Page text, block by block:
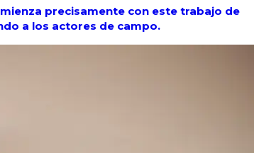
precisamente con este trabajo de
a los actores de campo.